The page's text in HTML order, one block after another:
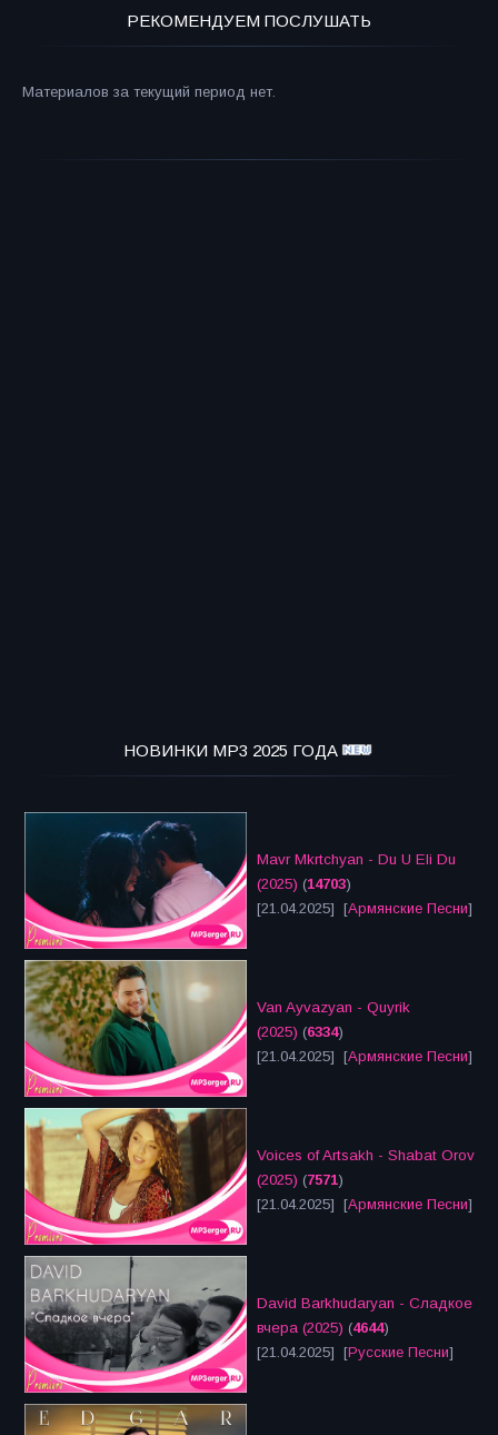
РЕКОМЕНДУЕМ ПОСЛУШАТЬ
Материалов за текущий период нет.
НОВИНКИ MP3 2025 ГОДА
Mavr Mkrtchyan - Du U Eli Du
(2025) (14703)
[21.04.2025] [Армянские Песни]
Van Ayvazyan - Quyrik
(2025) (6334)
[21.04.2025] [Армянские Песни]
Voices of Artsakh - Shabat Orov
(2025) (7571)
[21.04.2025] [Армянские Песни]
David Barkhudaryan - Сладкое
вчера (2025) (4644)
[21.04.2025] [Русские Песни]